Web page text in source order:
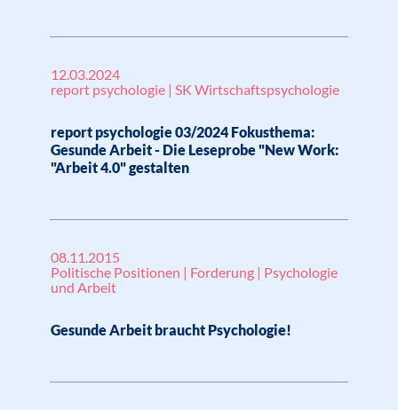
12.03.2024
report psychologie | SK Wirtschaftspsychologie
report psychologie 03/2024 Fokusthema:
Gesunde Arbeit - Die Leseprobe "New Work:
"Arbeit 4.0" gestalten
08.11.2015
Politische Positionen | Forderung | Psychologie
und Arbeit
Gesunde Arbeit braucht Psychologie!